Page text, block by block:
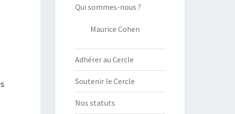
Qui sommes-nous ?
Maurice Cohen
Adhérer au Cercle
Soutenir le Cercle
Nos statuts